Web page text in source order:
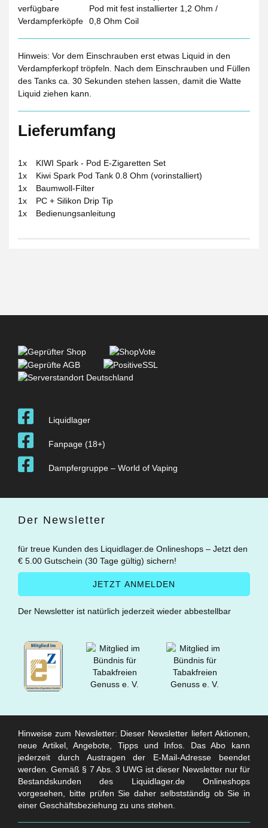
verfügbare
Verdampferköpfe
Pod mit fest installierter 1,2 Ohm /
0,8 Ohm Coil
Hinweis: Vor dem Einschrauben erst etwas Liquid in den
Verdampferkopf tröpfeln. Nach dem Einschrauben und Füllen
des Tanks ca. 30 Sekunden stehen lassen, damit die Watte
Liquid ziehen kann.
Lieferumfang
1x
KIWI Spark - Pod E-Zigaretten Set
1x
Kiwi Spark Pod Tank 0.8 Ohm (vorinstalliert)
1x
Baumwoll-Filter
1x
PC + Silikon Drip Tip
1x
Bedienungsanleitung
Liquidlager
Fanpage (18+)
Dampfergruppe – World of Vaping
Der Newsletter
für treue Kunden des Liquidlager.de Onlineshops – Jetzt den
€ 5.00 Gutschein (30 Tage gültig) sichern!
Der Newsletter ist natürlich jederzeit wieder abbestellbar
Hinweise zum Newsletter: Dieser Newsletter liefert Aktionen,
neue Artikel, Angebote, Tipps und Infos. Das Abo kann
jederzeit durch Austragen der E-Mail-Adresse beendet
werden. Gemäß § 7 Abs. 3 UWG ist dieser Newsletter nur für
Bestandskunden des Liquidlager.de Onlineshops
vorgesehen, bitte prüfen Sie daher selbstständig ob Sie in
einer Geschäftsbeziehung zu uns stehen.